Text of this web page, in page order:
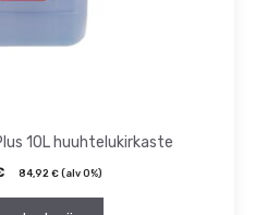
10L huuhtelukirkaste
84,92 € (alv 0%)